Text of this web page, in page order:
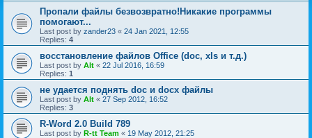
Пропали файлы безвозвратно!Никакие программы
помогают...
Last post by zander23 « 24 Jan 2021, 12:55
Replies: 4
восстановление файлов Office (doc, xls и т.д.)
Last post by Alt « 22 Jul 2016, 16:59
Replies: 1
не удается поднять doc и docx файлы
Last post by Alt « 27 Sep 2012, 16:52
Replies: 3
R-Word 2.0 Build 789
Last post by R-tt Team « 19 May 2012, 21:25